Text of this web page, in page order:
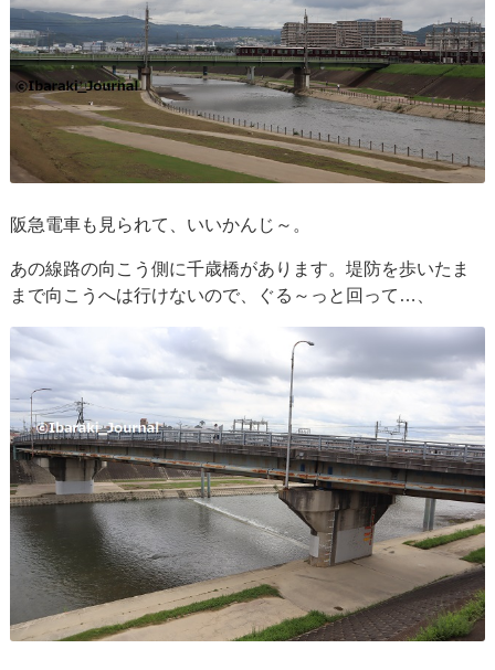
阪急電車も見られて、いいかんじ～。
あの線路の向こう側に千歳橋があります。堤防を歩いたま
まで向こうへは行けないので、ぐる～っと回って…、